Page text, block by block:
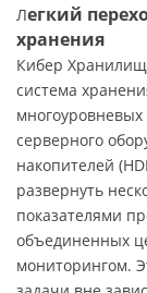
Легкий
хранения
Кибер
система
многоуровневых
серверного
накопителей
развернуть
показателями
объединенных
мониторингом.